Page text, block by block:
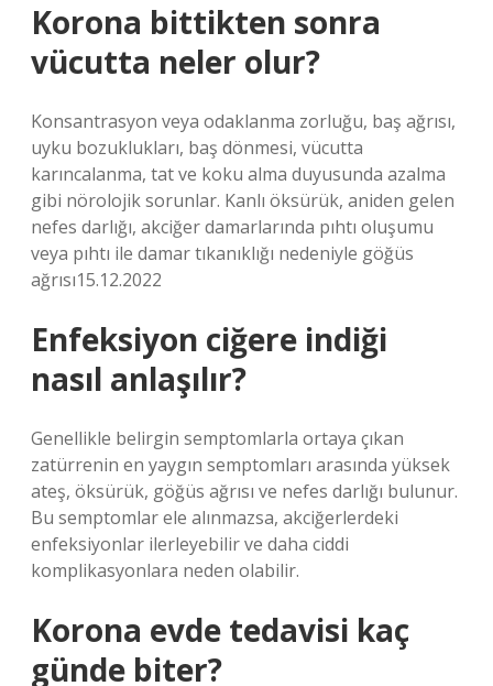
Korona bittikten sonra
vücutta neler olur?
Konsantrasyon veya odaklanma zorluğu, baş ağrısı,
uyku bozuklukları, baş dönmesi, vücutta
karıncalanma, tat ve koku alma duyusunda azalma
gibi nörolojik sorunlar. Kanlı öksürük, aniden gelen
nefes darlığı, akciğer damarlarında pıhtı oluşumu
veya pıhtı ile damar tıkanıklığı nedeniyle göğüs
ağrısı15.12.2022
Enfeksiyon ciğere indiği
nasıl anlaşılır?
Genellikle belirgin semptomlarla ortaya çıkan
zatürrenin en yaygın semptomları arasında yüksek
ateş, öksürük, göğüs ağrısı ve nefes darlığı bulunur.
Bu semptomlar ele alınmazsa, akciğerlerdeki
enfeksiyonlar ilerleyebilir ve daha ciddi
komplikasyonlara neden olabilir.
Korona evde tedavisi kaç
günde biter?